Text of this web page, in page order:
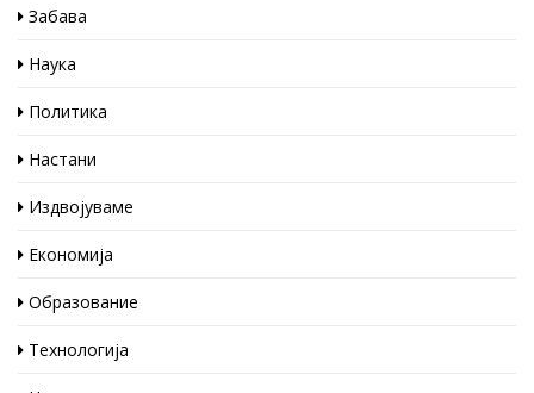
Забава
Наука
Политика
Настани
Издвојуваме
Економија
Образование
Технологија